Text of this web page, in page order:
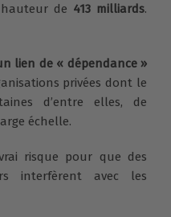
hauteur de 413 milliards.
lien de « dépendance »
privées dont le
d’entre elles, de
échelle.
risque pour que des
interfèrent avec les